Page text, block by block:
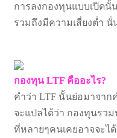
การลงกองทุนแบบเปิดนั้
รวมถึงมีความเสี่ยงต่ำ นั่
กองทุน LTF คืออะไร?
คำว่า LTF นั้นย่อมาจากค
จะแปลได้ว่า กองทุนรว
ที่หลายๆคนเคยอาจจะไ